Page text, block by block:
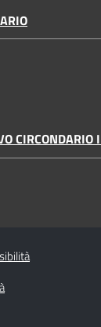
CIRCONDARIO